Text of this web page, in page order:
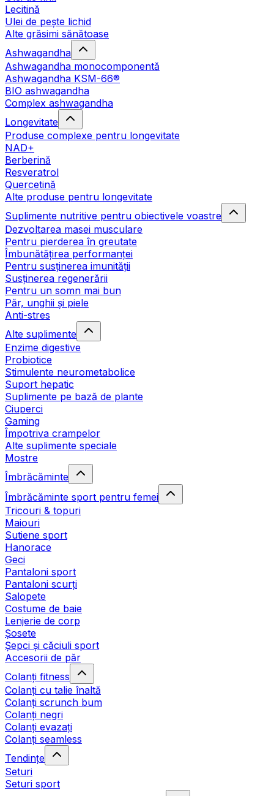
Lecitină
Ulei de pește lichid
Alte grăsimi sănătoase
Ashwagandha
Ashwagandha monocomponentă
Ashwagandha KSM-66®
BIO ashwagandha
Complex ashwagandha
Longevitate
Produse complexe pentru longevitate
NAD+
Berberină
Resveratrol
Quercetină
Alte produse pentru longevitate
Suplimente nutritive pentru obiectivele voastre
Dezvoltarea masei musculare
Pentru pierderea în greutate
Îmbunătățirea performanței
Pentru susținerea imunității
Susținerea regenerării
Pentru un somn mai bun
Păr, unghii și piele
Anti-stres
Alte suplimente
Enzime digestive
Probiotice
Stimulente neurometabolice
Suport hepatic
Suplimente pe bază de plante
Ciuperci
Gaming
Împotriva crampelor
Alte suplimente speciale
Mostre
Îmbrăcăminte
Îmbrăcăminte sport pentru femei
Tricouri & topuri
Maiouri
Sutiene sport
Hanorace
Geci
Pantaloni sport
Pantaloni scurți
Salopete
Costume de baie
Lenjerie de corp
Șosete
Șepci și căciuli sport
Accesorii de păr
Colanți fitness
Colanți cu talie înaltă
Colanți scrunch bum
Colanți negri
Colanți evazați
Colanți seamless
Tendințe
Seturi
Seturi sport